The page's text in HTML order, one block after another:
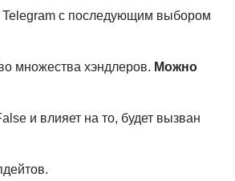
с последующим выбором
множества хэндлеров. Можно
и влияет на то, будет вызван